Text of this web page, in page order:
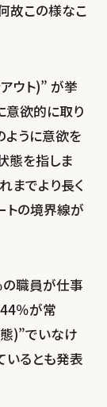
故この様なこ
ウト)” が挙
意欲的に取り
ように意欲を
態を指しま
までより長く
トの境界線が
の職員が仕事
44％が常
)”でいなけ
いるとも発表